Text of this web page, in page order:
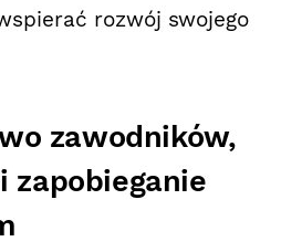
rozwój swojego
zawodników,
zapobieganie